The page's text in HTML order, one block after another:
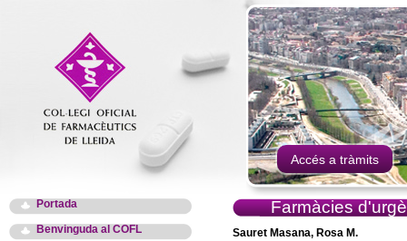
Accés a tràmits
Portada
Benvinguda al COFL
Farmàcies
Sauret Masana, Rosa M.